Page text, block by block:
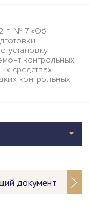
г. № 7 «Об
установку,
контрольных
средствах,
контрольных
документ